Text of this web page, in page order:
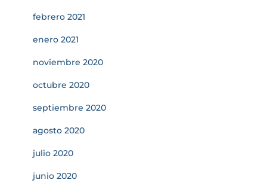
febrero 2021
enero 2021
noviembre 2020
octubre 2020
septiembre 2020
agosto 2020
julio 2020
junio 2020